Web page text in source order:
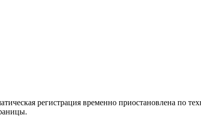
регистрация временно приостановлена по